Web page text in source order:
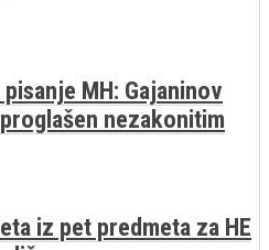
MH: Gajaninov
nezakonitim
iz pet predmeta za HE